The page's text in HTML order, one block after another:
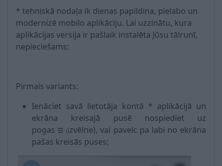
* tehniskā nodaļa ik dienas papildina, pielabo un
modernizē mobilo aplikāciju. Lai uzzinātu, kura
aplikācijas versija ir pašlaik instalēta Jūsu tālrunī,
nepieciešams:
Pirmais variants:
Ienāciet savā lietotāja kontā * aplikācijā un
ekrāna kreisajā pusē nospiediet uz
pogas ☰ (izvēlne), vai pavelc pa labi no ekrāna
pašas kreisās puses;